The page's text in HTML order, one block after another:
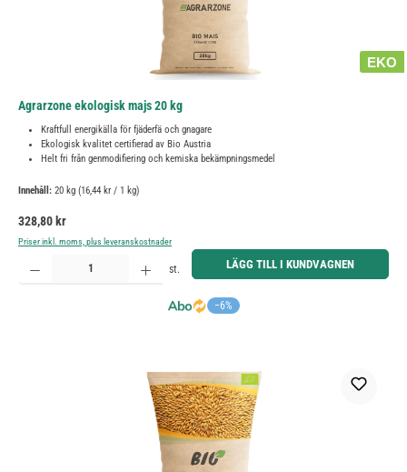
EKO
Agrarzone ekologisk majs 20 kg
Kraftfull energikälla för fjäderfä och gnagare
Ekologisk kvalitet certifierad av Bio Austria
Helt fri från genmodifiering och kemiska bekämpningsmedel
Innehåll: 20 kg (16,44 kr / 1 kg)
Ordinarie pris:
328,80 kr
Priser inkl. moms, plus leveranskostnader
−6%
Produktkvantitet: Ange önskat belopp eller använd knapparna för att öka eller minska kvantiteten.
st. LÄGG TILL I KUNDVAGNEN